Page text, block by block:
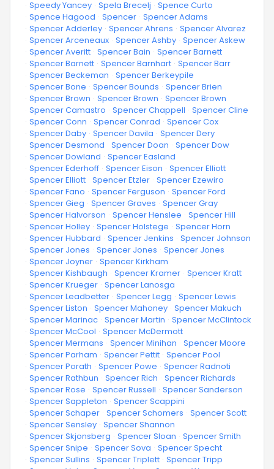
· Speedy Yancey · Spela Brecelj · Spence Curto
· Spence Hagood · Spencer · Spencer Adams
· Spencer Adderley · Spencer Ahrens · Spencer Alvarez
· Spencer Arceneaux · Spencer Ashby · Spencer Askew
· Spencer Averitt · Spencer Bain · Spencer Barnett
· Spencer Barnett · Spencer Barnhart · Spencer Barr
· Spencer Beckeman · Spencer Berkeypile
· Spencer Bone · Spencer Bounds · Spencer Brien
· Spencer Brown · Spencer Brown · Spencer Brown
· Spencer Camastro · Spencer Chappell · Spencer Cline
· Spencer Conn · Spencer Conrad · Spencer Cox
· Spencer Daby · Spencer Davila · Spencer Dery
· Spencer Desmond · Spencer Doan · Spencer Dow
· Spencer Dowland · Spencer Easland
· Spencer Ederhoff · Spencer Eison · Spencer Elliott
· Spencer Elliott · Spencer Etzler · Spencer Ezewiro
· Spencer Fano · Spencer Ferguson · Spencer Ford
· Spencer Gieg · Spencer Graves · Spencer Gray
· Spencer Halvorson · Spencer Henslee · Spencer Hill
· Spencer Holley · Spencer Holstege · Spencer Horn
· Spencer Hubbard · Spencer Jenkins · Spencer Johnson
· Spencer Jones · Spencer Jones · Spencer Jones
· Spencer Joyner · Spencer Kirkham
· Spencer Kishbaugh · Spencer Kramer · Spencer Kratt
· Spencer Krueger · Spencer Lanosga
· Spencer Leadbetter · Spencer Legg · Spencer Lewis
· Spencer Liston · Spencer Mahoney · Spencer Makuch
· Spencer Marinac · Spencer Martin · Spencer McClintock
· Spencer McCool · Spencer McDermott
· Spencer Mermans · Spencer Minihan · Spencer Moore
· Spencer Parham · Spencer Pettit · Spencer Pool
· Spencer Porath · Spencer Powe · Spencer Radnoti
· Spencer Rathbun · Spencer Rich · Spencer Richards
· Spencer Rose · Spencer Russell · Spencer Sanderson
· Spencer Sappleton · Spencer Scappini
· Spencer Schaper · Spencer Schomers · Spencer Scott
· Spencer Sensley · Spencer Shannon
· Spencer Skjonsberg · Spencer Sloan · Spencer Smith
· Spencer Snipe · Spencer Sova · Spencer Specht
· Spencer Sullins · Spencer Triplett · Spencer Tripp